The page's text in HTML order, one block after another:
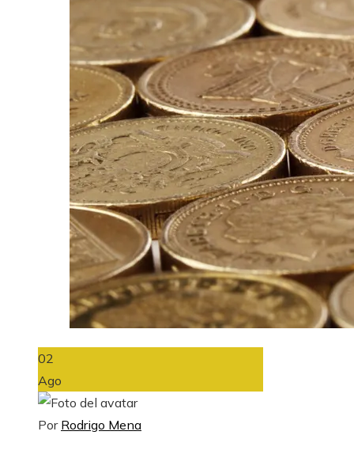
02
Ago
Por Rodrigo Mena